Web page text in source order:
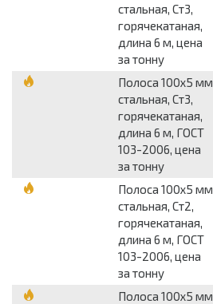
стальная, Ст3,
горячекатаная,
длина 6 м, цена
за тонну
Полоса 100x5 мм
стальная, Ст3,
горячекатаная,
длина 6 м, ГОСТ
103-2006, цена
за тонну
Полоса 100x5 мм
стальная, Ст2,
горячекатаная,
длина 6 м, ГОСТ
103-2006, цена
за тонну
Полоса 100x5 мм